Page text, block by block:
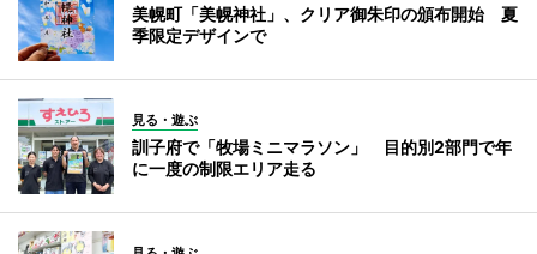
美幌町「美幌神社」、クリア御朱印の頒布開始 夏
季限定デザインで
見る・遊ぶ
訓子府で「牧場ミニマラソン」 目的別2部門で年
に一度の制限エリア走る